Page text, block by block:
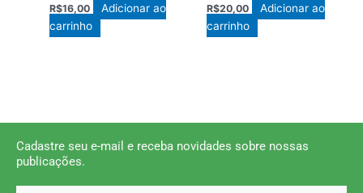
R$16,00
Adicionar ao
carrinho
R$20,00
Adicionar ao
carrinho
Cadastre seu e-mail e receba novidades sobre nossas
publicações.